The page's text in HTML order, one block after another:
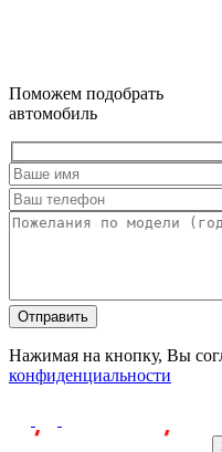
Поможем подобрать
автомобиль
Оставьте
это
Нажимая на кнопку, Вы
конфиденциальности